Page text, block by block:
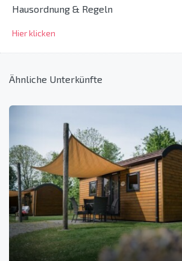
Hausordnung & Regeln
Hier klicken
Ähnliche Unterkünfte